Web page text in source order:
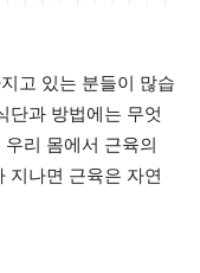
고 있는 분들이 많습
단과 방법에는 무엇
리 몸에서 근육의
지나면 근육은 자연